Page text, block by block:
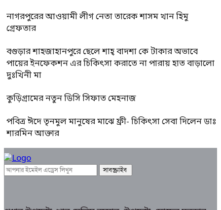
নাগরপুরের আওয়ামী লীগ নেতা তারেক শাসম খান হিমু
গ্রেফতার
বগুড়ার শাহজাহানপুরে ছেলে শাহ্ বাদশা কে টাকার অভাবে
পায়ের ইনফেকশন এর চিকিৎসা করাতে না পারায় হাত বাড়ালো
দুঃখিনী মা
কুড়িগ্রামের নতুন ডিসি সিফাত মেহনাজ
পবিত্র ঈদে তৃনমুল মানুষের মাঝে ফ্রী- চিকিৎসা সেবা দিলেন ডাঃ
শারমিন আক্তার